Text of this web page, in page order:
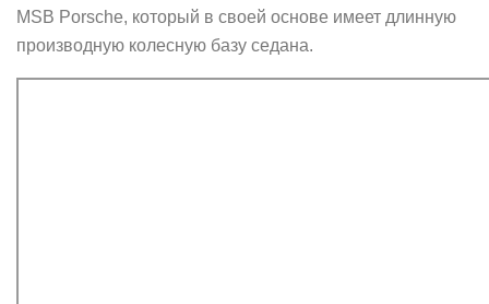
MSB Porsche, который в своей основе имеет длинную
производную колесную базу седана.